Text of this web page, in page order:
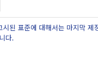
시된 표준에 대해서는 마지막 제
다.